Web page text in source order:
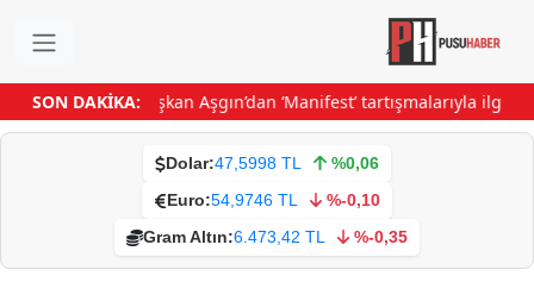
SON DAKİKA:
mobil araçBaşkan Aşgın’dan ‘Manifest’ tartışmalarıyla ilgili
Dolar:47,5998 TL
%0,06
Euro:54,9746 TL
%-0,10
Gram Altın:6.473,42 TL %-0,35